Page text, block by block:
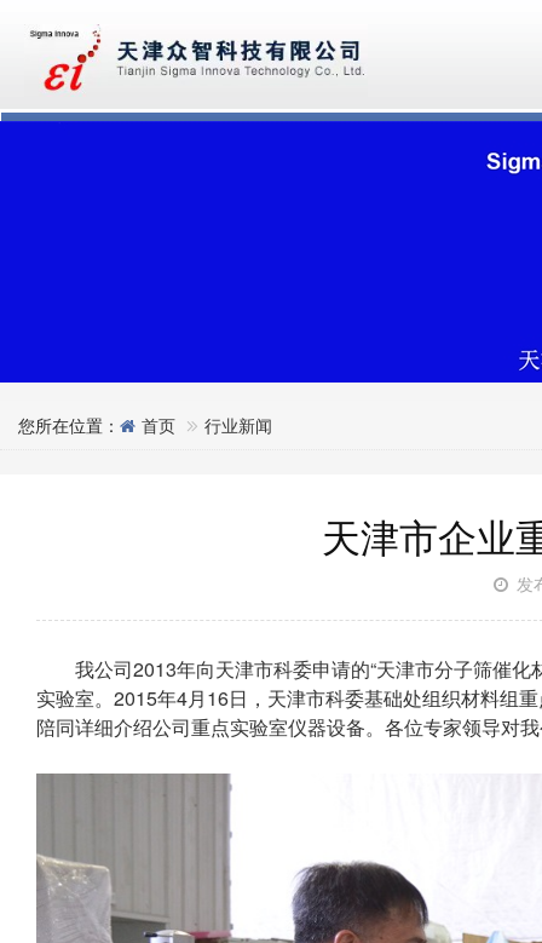
您所在位置： 首页 行业新闻
天津市企业
发
我公司2013年向天津市科委申请的“天津市分子筛催化
实验室。2015年4月16日，天津市科委基础处组织材料组
陪同详细介绍公司重点实验室仪器设备。各位专家领导对